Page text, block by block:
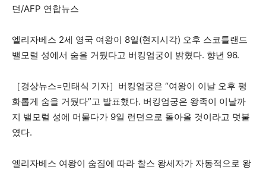
던/AFP 연합뉴스
엘리자베스 2세 영국 여왕이 8일(현지시각) 오후 스코틀랜드
밸모럴 성에서 숨을 거뒀다고 버킹엄궁이 밝혔다. 향년 96.
［경상뉴스=민태식 기자］버킹엄궁은 “여왕이 이날 오후 평
화롭게 숨을 거뒀다”고 발표했다. 버킹엄궁은 왕족이 이날까
지 밸모럴 성에 머물다가 9일 런던으로 돌아올 것이라고 덧붙
였다.
엘리자베스 여왕이 숨짐에 따라 찰스 왕세자가 자동적으로 왕